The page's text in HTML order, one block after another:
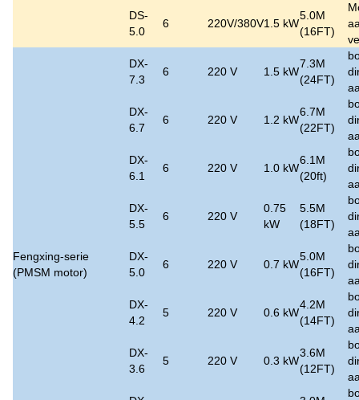
DS-
5.0
6 220V/380V1.5 kW
5.0M
(16FT)
Fengxing-serie
(PMSM motor)
DX-
7.3
6 220 V 1.5 kW
7.3M
(24FT)
DX-
6.7
6 220 V 1.2 kW
6.7M
(22FT)
DX-
6.1
6 220 V 1.0 kW
6.1M
(20ft)
DX-
5.5
6 220 V
0.75
kW
5.5M
(18FT)
DX-
5.0
6 220 V 0.7 kW
5.0M
(16FT)
DX-
4.2
5 220 V 0.6 kW
4.2M
(14FT)
DX-
3.6
5 220 V 0.3 kW
3.6M
(12FT)